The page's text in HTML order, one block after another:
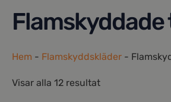
Hem - Flamskyddskläder -
Visar alla 12 resultat